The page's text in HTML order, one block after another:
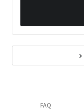
navigate_next
FAQ